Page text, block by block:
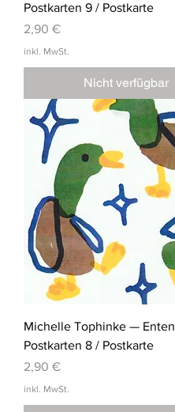
Postkarten 9 / Postkarte
Preis
2,90 €
inkl. MwSt.
Nicht verfügbar
Michelle Tophinke — Enten
Postkarten 8 / Postkarte
Preis
2,90 €
inkl. MwSt.